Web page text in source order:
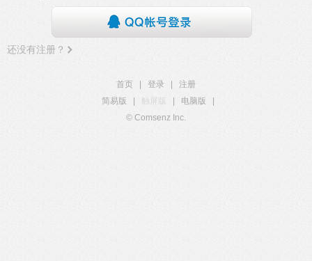
还没有注册？
首页 登录
注册
简易版
触屏版 电脑版
© Comsenz Inc.